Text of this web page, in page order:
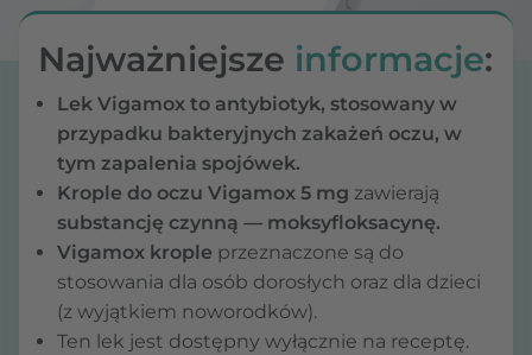
Najważniejsze informacje:
Lek Vigamox to antybiotyk, stosowany w
przypadku bakteryjnych zakażeń oczu, w
tym zapalenia spojówek.
Krople do oczu Vigamox 5 mg zawierają
substancję czynną — moksyfloksacynę.
Vigamox krople przeznaczone są do
stosowania dla osób dorosłych oraz dla dzieci
(z wyjątkiem noworodków).
Ten lek jest dostępny wyłącznie na receptę.